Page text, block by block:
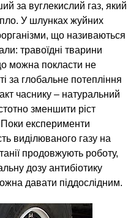
за вуглекислий газ, який
У шлунках жуйних
що називаються
травоїдні тварини
можна покласти не
за глобальне потепління
часнику – натуральний
зменшити ріст
експерименти
виділюваного газу на
продовжують роботу,
дозу антибіотику
давати піддослідним.